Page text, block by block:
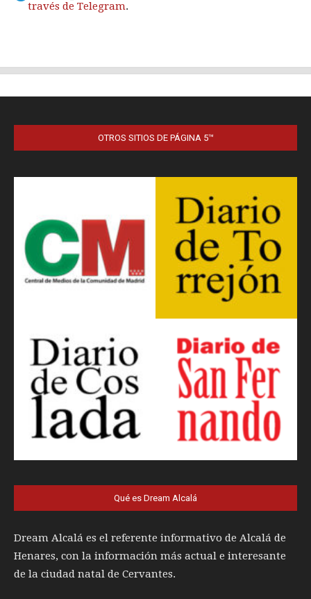
OTROS SITIOS DE PÁGINA 5™
Qué es Dream Alcalá
Dream Alcalá es el referente informativo de Alcalá de
Henares, con la información más actual e interesante
de la ciudad natal de Cervantes.